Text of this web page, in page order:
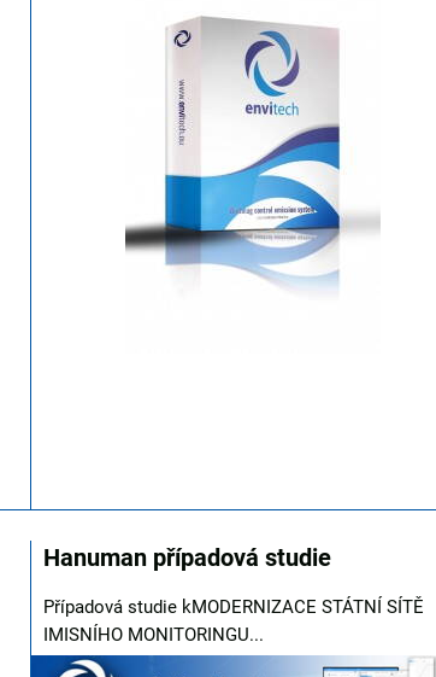
Hanuman případová studie
Případová studie kMODERNIZACE STÁTNÍ SÍTĚ
IMISNÍHO MONITORINGU...